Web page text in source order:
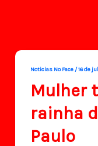
Noticias No Face /16 de
Mulher
rainha
Paulo